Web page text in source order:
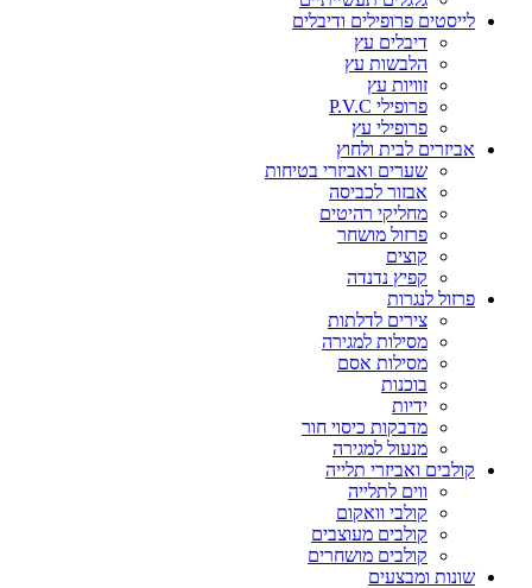
לייסטים פרופילים ודיבלים
דיבלים עץ
הלבשות עץ
זוויות עץ
פרופילי P.V.C
פרופילי עץ
אביזרים לבית ולחוץ
שערים ואביזרי בטיחות
אבזור לכביסה
מחליקי רהיטים
פרזול מושחר
קוצים
קפיץ נדנדה
פרזול לנגרות
צירים לדלתות
מסילות למגירה
מסילות אסם
בוכנות
ידיות
מדבקות כיסוי חור
מנעול למגירה
קולבים ואביזרי תלייה
ווים לתלייה
קולבי וואקום
קולבים מעוצבים
קולבים מושחרים
שונות ומבצעים